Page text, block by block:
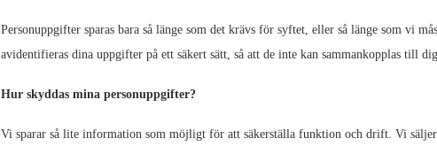
Personuppgifter sparas bara så länge som det krävs för syftet, eller så länge som vi
avidentifieras dina uppgifter på ett säkert sätt, så att de inte kan sammankopplas till
Hur skyddas mina personuppgifter?
Vi sparar så lite information som möjligt för att säkerställa funktion och drift. Vi